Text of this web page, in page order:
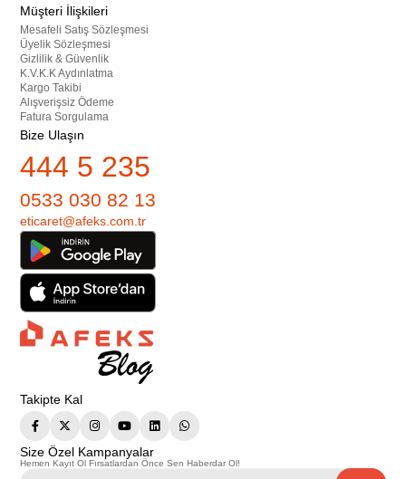
Müşteri İlişkileri
Mesafeli Satış Sözleşmesi
Üyelik Sözleşmesi
Gizlilik & Güvenlik
K.V.K.K Aydınlatma
Kargo Takibi
Alışverişsiz Ödeme
Fatura Sorgulama
Bize Ulaşın
444 5 235
0533 030 82 13
eticaret@afeks.com.tr
Takipte Kal
Size Özel Kampanyalar
Hemen Kayıt Ol Fırsatlardan Önce Sen Haberdar Ol!